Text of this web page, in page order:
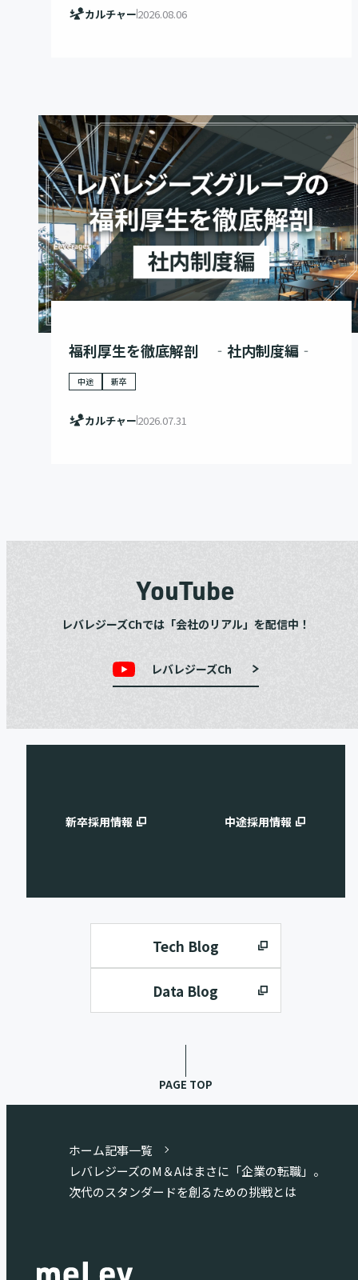
カルチャー2026.08.06
福利厚生を徹底解剖 ‐社内制度編‐
中途 新卒
カルチャー2026.07.31
YouTube
レバレジーズChでは「会社のリアル」を配信中！
レバレジーズCh
新卒採用情報 中途採用情報
Tech Blog
Data Blog
PAGE TOP
ホーム記事一覧
レバレジーズのM＆Aはまさに「企業の転職」。
次代のスタンダードを創るための挑戦とは